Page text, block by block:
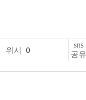
위시 0
sns
공유